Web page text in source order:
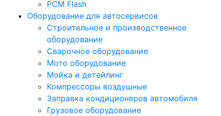
PCM Flash
Оборудование для автосервисов
Строительное и производственное
оборудование
Сварочное оборудование
Мото оборудование
Мойка и детейлинг
Компрессоры воздушные
Заправка кондиционеров автомобиля
Грузовое оборудование